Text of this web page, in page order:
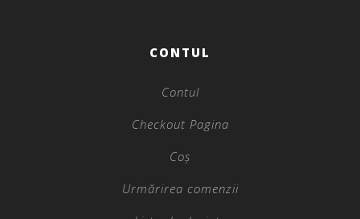
CONTUL
Contul
Checkout Pagina
Coș
Urmărirea comenzii